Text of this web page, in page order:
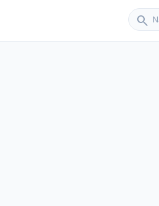
search
Sender